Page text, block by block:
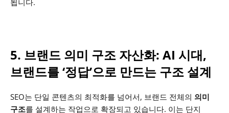
5. 브랜드 의미 구조 자산화: AI 시대,
브랜드를 ‘정답’으로 만드는 구조 설계
SEO는 단일 콘텐츠의 최적화를 넘어서, 브랜드 전체의 의미
구조를 설계하는 작업으로 확장되고 있습니다. 이는 단지